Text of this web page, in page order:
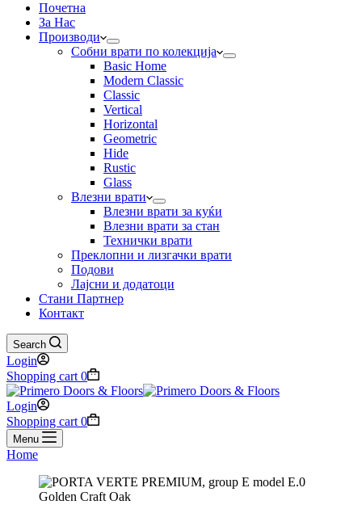
Почетна
За Нас
Производи
Собни врати по колекција
Basic Home
Modern Classic
Classic
Vertical
Horizontal
Geometric
Hide
Rustic
Glass
Влезни врати
Влезни врати за куќи
Влезни врати за стан
Технички врати
Преклопни и лизгачки врати
Подови
Лајсни и додатоци
Стани Партнер
Контакт
Search
Login
Shopping cart 0
Login
Shopping cart 0
Menu
Home